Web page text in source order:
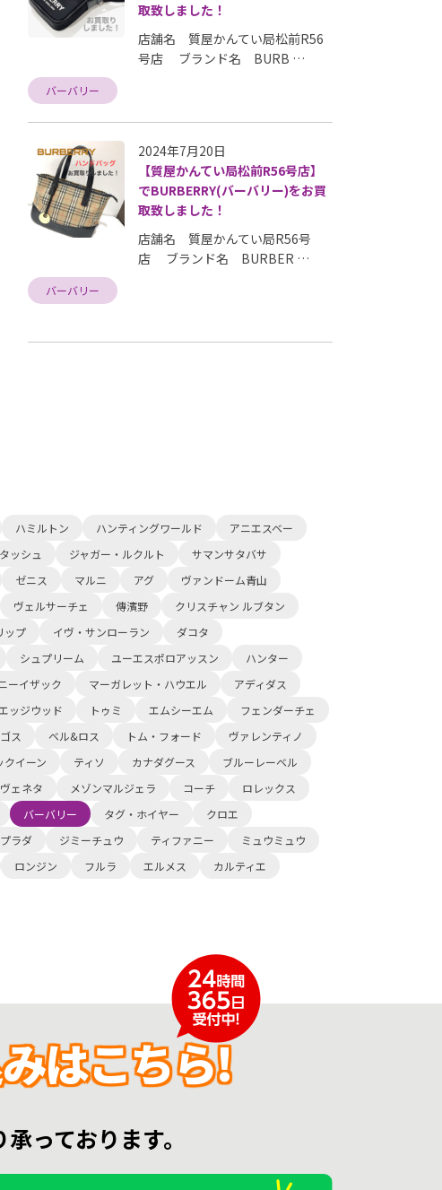
取致しました！
店舗名 質屋かんてい局松前R56
号店 ブランド名 BURB …
バーバリー
2024年7月20日
【質屋かんてい局松前R56号店】
でBURBERRY(バーバリー)をお買
取致しました！
店舗名 質屋かんてい局R56号
店 ブランド名 BURBER …
バーバリー
ハミルトン ハンティングワールド
アニエスベー
ッシュ ジャガー・ルクルト
サマンサタバサ
ゼニス マルニ アグ
ヴァンドーム青山
ヴェルサーチェ 傳濱野
クリスチャン ルブタン
ップ イヴ・サンローラン
ダコタ
シュプリーム ユーエスポロアッスン
ハンター
ーイザック マーガレット・ハウエル
アディダス
ッジウッド トゥミ エムシーエム
フェンダーチェ
ス ベル&ロス トム・フォード
ヴァレンティノ
クイーン ティソ カナダグース
ブルーレーベル
ェネタ メゾンマルジェラ コーチ
ロレックス
バーバリー タグ・ホイヤー
クロエ
プラダ ジミーチュウ ティファニー
ミュウミュウ
ロンジン フルラ エルメス
カルティエ
はこちら!
っております。